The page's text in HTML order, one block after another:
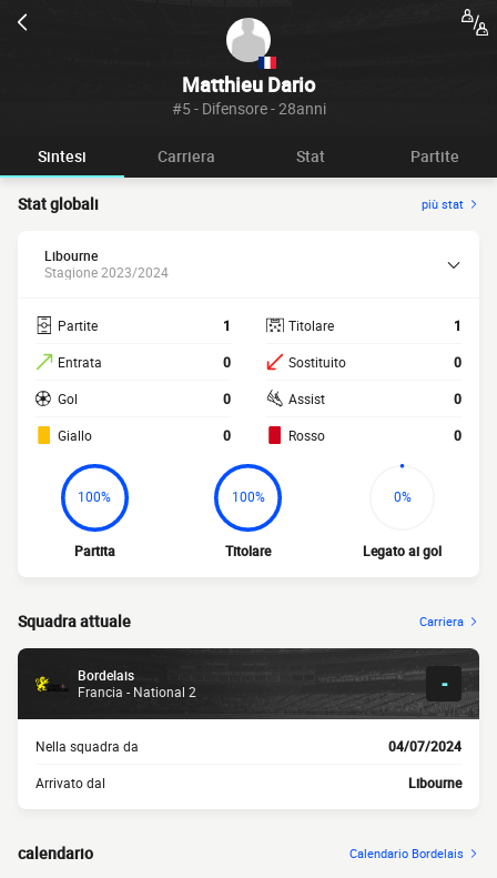
Matthieu Dario
#5 - Difensore - 28anni
Sintesi Carriera Stat Partite
Stat globali più stat
Libourne
Stagione 2023/2024
Partite 1
Entrata 0
Gol 0
Giallo 0
Titolare 1
Sostituito 0
Assist 0
Rosso 0
100%
Partita
100%
Titolare
0%
Legato ai gol
Squadra attuale Carriera
Bordelais
Francia - National 2
-
Nella squadra da 04/07/2024
Arrivato dal Libourne
calendario Calendario Bordelais